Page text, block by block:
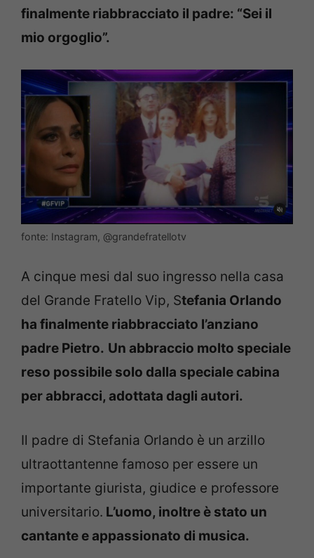
finalmente riabbracciato il padre: “Sei il
mio orgoglio”.
fonte: Instagram, @grandefratellotv
A cinque mesi dal suo ingresso nella casa
del Grande Fratello Vip, Stefania Orlando
ha finalmente riabbracciato l’anziano
padre Pietro. Un abbraccio molto speciale
reso possibile solo dalla speciale cabina
per abbracci, adottata dagli autori.
Il padre di Stefania Orlando è un arzillo
ultraottantenne famoso per essere un
importante giurista, giudice e professore
universitario. L’uomo, inoltre è stato un
cantante e appassionato di musica.